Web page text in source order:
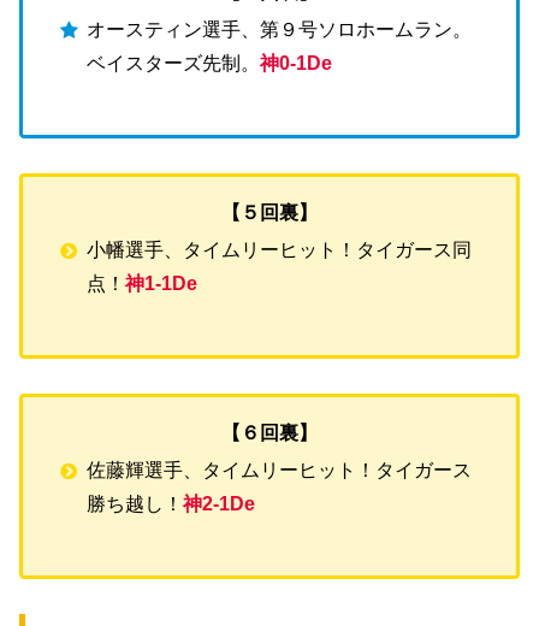
オースティン選手、第９号ソロホームラン。
ベイスターズ先制。神0-1De
【５回裏】
小幡選手、タイムリーヒット！タイガース同
点！神1-1De
【６回裏】
佐藤輝選手、タイムリーヒット！タイガース
勝ち越し！神2-1De